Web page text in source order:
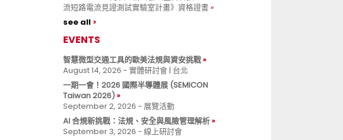
流短路電流見證測試實驗室計畫》資格證書
see all
EVENTS
智慧微型交通工具的歐美法規與資安挑戰
August 14, 2026 - 實體研討會 | 台北
一期一會！2026 國際半導體展 (SEMICON
Taiwan 2026)
September 2, 2026 - 展覽活動
AI 合規新挑戰：法規、安全與風險管理解析
September 3, 2026 - 線上研討會